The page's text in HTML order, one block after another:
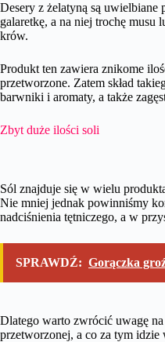
Desery z żelatyną są uwielbiane
galaretkę, a na niej trochę musu
krów.
Produkt ten zawiera znikome
przetworzone. Zatem skład
barwniki i aromaty, a także
Zbyt duże ilości soli
Sól znajduje się w wielu
Nie mniej jednak powinniśmy
nadciśnienia tętniczego, a w
SPRAWDŹ: Gorączka
Dlatego warto zwrócić uwagę
przetworzonej, a co za tym idzie